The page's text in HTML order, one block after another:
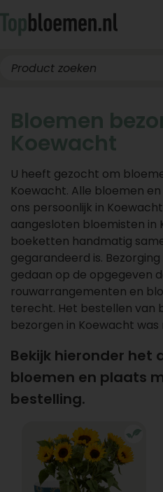
Bloemen
Koewacht
U heeft gezocht om
Koewacht. Alle bloemen
ons persoonlijk in
aangesloten bloemisten in
boeketten handmatig
gegarandeerd is.
gedaan op de opgegeven
rouwarrangementen en
terecht. Het bestellen van
bezorgen in Koewacht
Bekijk hieronder het
bloemen en plaats
bestelling.